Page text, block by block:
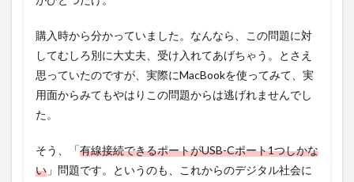
購入時から分かっていました。なんなら、この問題に対
してむしろ別に大丈夫、受け入れてあげちゃう。とさえ
思っていたのですが、実際にMacBookを使ってみて、実
用面からみてもやはりこの問題からは逃げれませんでし
た。
そう、「有線接続できるポートがUSB-Cポート1つしかな
い 」問題です。というのも、これからのデジタル社会に